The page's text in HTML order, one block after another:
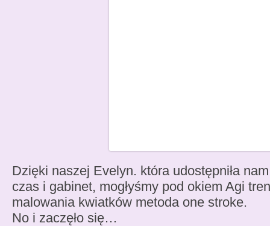
Dzięki naszej Evelyn. która udostępniła
czas i gabinet, mogłyśmy pod okiem Agi
malowania kwiatków metoda one stroke.
No i zaczęło się…